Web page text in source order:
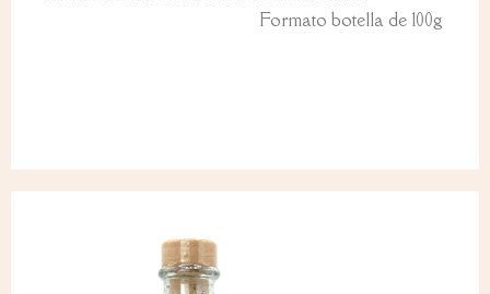
Formato botella de 100g